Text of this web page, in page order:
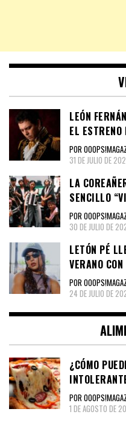
LEÓN
EL
POR
31 DE JULIO DE
LA
SENCILLO
POR
30 DE JULIO DE
LETÓN PÉ
VERANO
POR
24 DE JULIO DE
¿CÓMO
POR
1 DE AGOSTO DE